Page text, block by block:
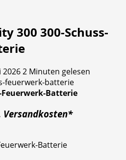
300 300-Schuss-
20262 Minuten gelesen
Feuerwerk-Batterie
Versandkosten*
Batterie